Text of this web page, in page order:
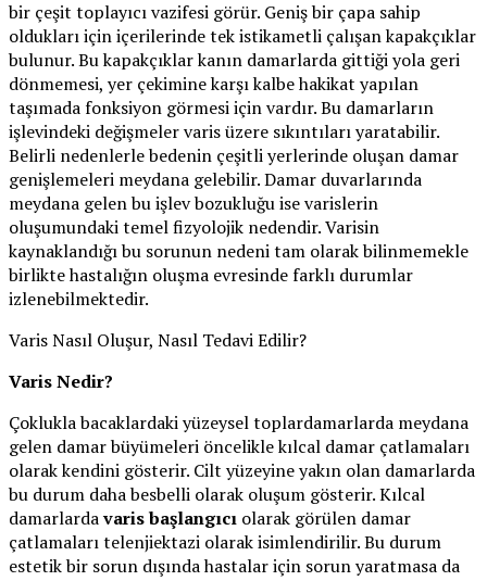
bir çeşit toplayıcı vazifesi görür. Geniş bir çapa sahip
oldukları için içerilerinde tek istikametli çalışan kapakçıklar
bulunur. Bu kapakçıklar kanın damarlarda gittiği yola geri
dönmemesi, yer çekimine karşı kalbe hakikat yapılan
taşımada fonksiyon görmesi için vardır. Bu damarların
işlevindeki değişmeler varis üzere sıkıntıları yaratabilir.
Belirli nedenlerle bedenin çeşitli yerlerinde oluşan damar
genişlemeleri meydana gelebilir. Damar duvarlarında
meydana gelen bu işlev bozukluğu ise varislerin
oluşumundaki temel fizyolojik nedendir. Varisin
kaynaklandığı bu sorunun nedeni tam olarak bilinmemekle
birlikte hastalığın oluşma evresinde farklı durumlar
izlenebilmektedir.
Varis Nasıl Oluşur, Nasıl Tedavi Edilir?
Varis Nedir?
Çoklukla bacaklardaki yüzeysel toplardamarlarda meydana
gelen damar büyümeleri öncelikle kılcal damar çatlamaları
olarak kendini gösterir. Cilt yüzeyine yakın olan damarlarda
bu durum daha besbelli olarak oluşum gösterir. Kılcal
damarlardavaris başlangıcı olarak görülen damar
çatlamaları telenjiektazi olarak isimlendirilir. Bu durum
estetik bir sorun dışında hastalar için sorun yaratmasa da